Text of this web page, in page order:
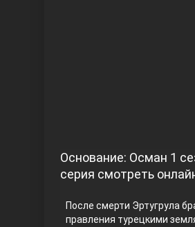
Основание: Осман 1
серия смотреть
После смерти Эртугрула
правления турецкими